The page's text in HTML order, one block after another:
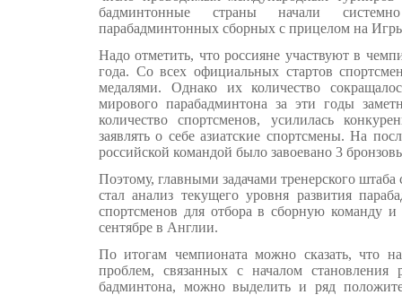
бадминтонные страны начали
парабадминтонных сборных с прицелом на
Надо отметить, что россияне участвуют в
года. Со всех официальных стартов
медалями. Однако их количество
мирового парабадминтона за эти годы
количество спортсменов, усилилась
заявлять о себе азиатские спортсмены. На
российской командой было завоевано 3
Поэтому, главными задачами тренерского
стал анализ текущего уровня развития
спортсменов для отбора в сборную команду
сентябре в Англии.
По итогам чемпионата можно сказать, что
проблем, связанных с началом становления
бадминтона, можно выделить и ряд